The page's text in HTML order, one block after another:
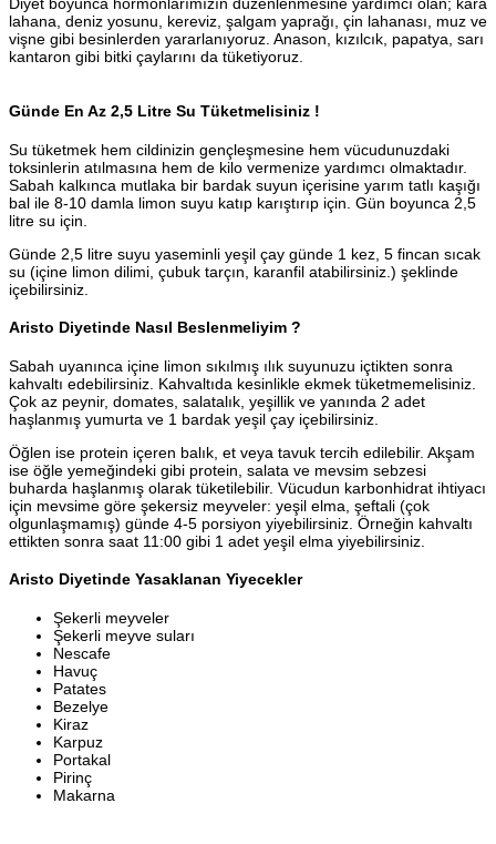
Diyet boyunca hormonlarımızın düzenlenmesine yardımcı olan; kara
lahana, deniz yosunu, kereviz, şalgam yaprağı, çin lahanası, muz ve
vişne gibi besinlerden yararlanıyoruz. Anason, kızılcık, papatya, sarı
kantaron gibi bitki çaylarını da tüketiyoruz.
Günde En Az 2,5 Litre Su Tüketmelisiniz !
Su tüketmek hem cildinizin gençleşmesine hem vücudunuzdaki
toksinlerin atılmasına hem de kilo vermenize yardımcı olmaktadır.
Sabah kalkınca mutlaka bir bardak suyun içerisine yarım tatlı kaşığı
bal ile 8-10 damla limon suyu katıp karıştırıp için. Gün boyunca 2,5
litre su için.
Günde 2,5 litre suyu yaseminli yeşil çay günde 1 kez, 5 fincan sıcak
su (içine limon dilimi, çubuk tarçın, karanfil atabilirsiniz.) şeklinde
içebilirsiniz.
Aristo Diyetinde Nasıl Beslenmeliyim ?
Sabah uyanınca içine limon sıkılmış ılık suyunuzu içtikten sonra
kahvaltı edebilirsiniz. Kahvaltıda kesinlikle ekmek tüketmemelisiniz.
Çok az peynir, domates, salatalık, yeşillik ve yanında 2 adet
haşlanmış yumurta ve 1 bardak yeşil çay içebilirsiniz.
Öğlen ise protein içeren balık, et veya tavuk tercih edilebilir. Akşam
ise öğle yemeğindeki gibi protein, salata ve mevsim sebzesi
buharda haşlanmış olarak tüketilebilir. Vücudun karbonhidrat ihtiyacı
için mevsime göre şekersiz meyveler: yeşil elma, şeftali (çok
olgunlaşmamış) günde 4-5 porsiyon yiyebilirsiniz. Örneğin kahvaltı
ettikten sonra saat 11:00 gibi 1 adet yeşil elma yiyebilirsiniz.
Aristo Diyetinde Yasaklanan Yiyecekler
Şekerli meyveler
Şekerli meyve suları
Nescafe
Havuç
Patates
Bezelye
Kiraz
Karpuz
Portakal
Pirinç
Makarna